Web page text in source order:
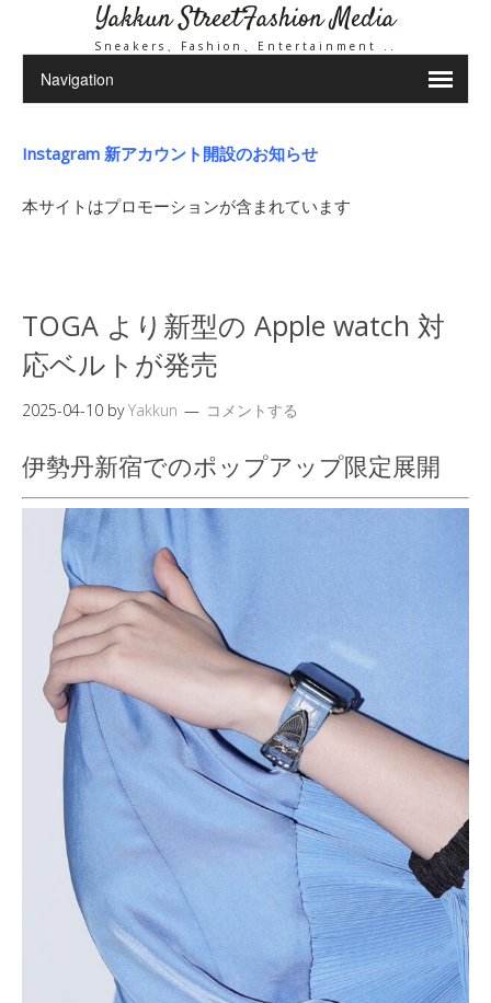
Yakkun StreetFashion Media
Sneakers、Fashion、Entertainment ..
Instagram 新アカウント開設のお知らせ
本サイトはプロモーションが含まれています
TOGA より新型の Apple watch 対
応ベルトが発売
2025-04-10 byYakkun コメントする
伊勢丹新宿でのポップアップ限定展開